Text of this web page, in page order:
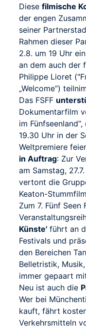
Diese filmische
der engen
seiner
Rahmen dieser
2.8. um 19 Uhr
an dem auch der
Philippe Lioret
„Welcome“)
Das FSFF
Dokumentarfilm
im
19.30 Uhr in der
Weltpremiere
in Auftrag: Zur
am Samstag,
vertont die
Keaton-
Zum 7. Fünf
Künste' führt an
Festivals und
den Bereichen
Belletristik,
immer gepaart
Neu ist auch die
Wer bei
kauft, fährt
Verkehrsmitteln